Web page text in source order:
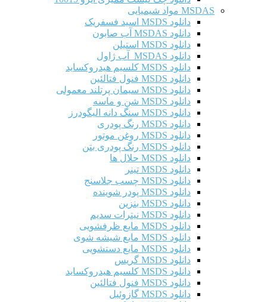
MSDAS مواد شیمیایی
دانلود MSDS اسید فسفریک
دانلود MSDAS آب صابون
دانلود MSDS استیلن
دانلود MSDAS آب ژاول
دانلود MSDS کلسیم هیدروکساید
دانلود MSDS فنول فتالئین
دانلود MSDS سیمان پرتلند معمولی
دانلود MSDS شن و ماسه
دانلود MSDS سنگ دانه الیگودرز
دانلود MSDS رنگ پودری
دانلود MSDS روغن موتور
دانلود MSDS رنگ پودری بتن
دانلود MSDS حلال ها
دانلود MSDS تینر
دانلود MSDS چسب جلاسنج
دانلود MSDS پودر شوینده
دانلود MSDS بنزین
دانلود MSDS نیترات سدیم
دانلود MSDS مایع ظرفشویی
دانلود MSDS مایع شیشه شوی
دانلود MSDS مایع دستشویی
دانلود MSDS گریس
دانلود MSDS کلسیم هیدروکساید
دانلود MSDS فنول فتالئین
دانلود MSDS گازوئیل